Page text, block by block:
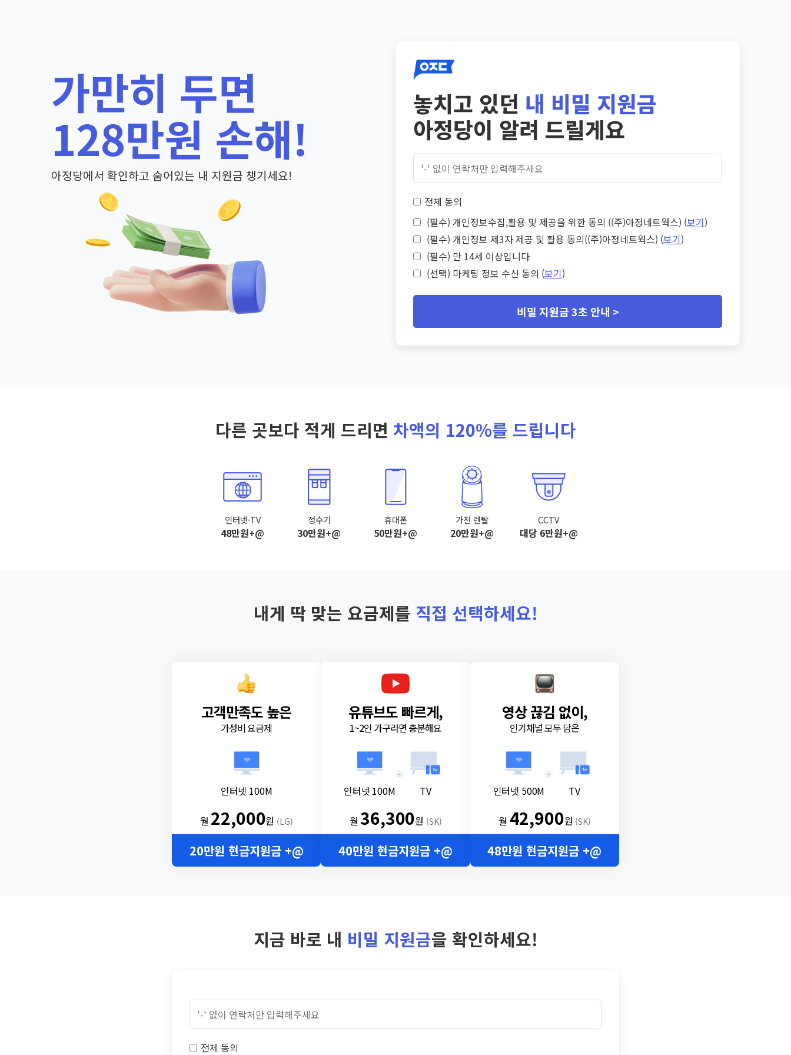
가만히 두면
128만원 손해!
아정당에서 확인하고 숨어있는 내 지원금 챙기세요!
놓치고 있던 내 비밀 지원금
아정당이 알려 드릴게요
전체 동의
(필수) 개인정보수집,활용 및 제공을 위한 동의 ((주)아정네트웍스) (보기)
(필수) 개인정보 제3자 제공 및 활용 동의((주)아정네트웍스) (보기)
(필수) 만 14세 이상입니다
(선택) 마케팅 정보 수신 동의 (보기)
비밀 지원금 3초 안내 >
다른 곳보다 적게 드리면 차액의 120%를 드립니다
인터넷·TV
48만원+@
정수기
30만원+@
휴대폰
50만원+@
가전 렌탈
20만원+@
CCTV
대당 6만원+@
내게 딱 맞는 요금제를 직접 선택하세요!
고객만족도 높은
가성비 요금제
인터넷 100M
월 22,000원 (LG)
20만원 현금지원금 +@
유튜브도 빠르게,
1~2인 가구라면 충분해요
인터넷 100M
+
TV
월36,300원 (SK)
40만원 현금지원금 +@
영상 끊김 없이,
인기채널 모두 담은
인터넷 500M
+
TV
월 42,900원 (SK)
48만원 현금지원금 +@
지금 바로 내 비밀 지원금을 확인하세요!
전체 동의